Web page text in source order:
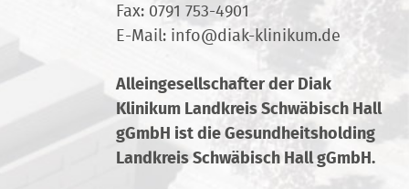
Fax: 0791 753-4901
E-Mail: info@diak-klinikum.de
Alleingesellschafter der Diak
Klinikum Landkreis Schwäbisch Hall
gGmbH ist die Gesundheitsholding
Landkreis Schwäbisch Hall gGmbH.